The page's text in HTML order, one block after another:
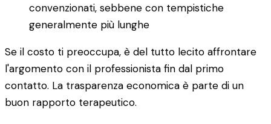
convenzionati, sebbene con tempistiche
generalmente più lunghe
Se il costo ti preoccupa, è del tutto lecito affrontare
l'argomento con il professionista fin dal primo
contatto. La trasparenza economica è parte di un
buon rapporto terapeutico.